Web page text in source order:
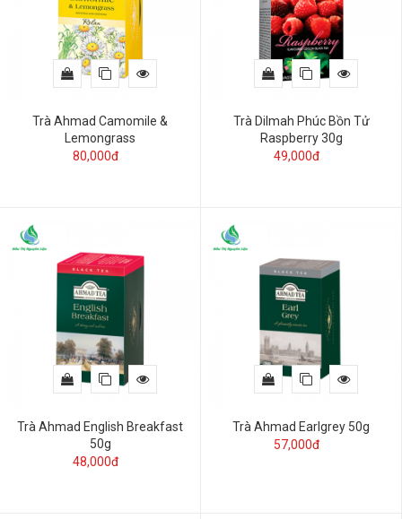
Trà Ahmad Camomile &
Lemongrass
80,000đ
Trà Dilmah Phúc Bồn Tử
Raspberry 30g
49,000đ
Trà Ahmad English Breakfast
50g
48,000đ
Trà Ahmad Earlgrey 50g
57,000đ